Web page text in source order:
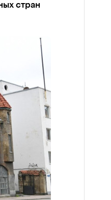
стран